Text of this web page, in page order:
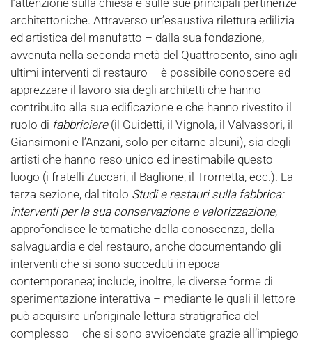
l’attenzione sulla chiesa e sulle sue principali pertinenze
architettoniche. Attraverso un’esaustiva rilettura edilizia
ed artistica del manufatto – dalla sua fondazione,
avvenuta nella seconda metà del Quattrocento, sino agli
ultimi interventi di restauro – è possibile conoscere ed
apprezzare il lavoro sia degli architetti che hanno
contribuito alla sua edificazione e che hanno rivestito il
ruolo di fabbriciere(il Guidetti, il Vignola, il Valvassori, il
Giansimoni e l’Anzani, solo per citarne alcuni), sia degli
artisti che hanno reso unico ed inestimabile questo
luogo (i fratelli Zuccari, il Baglione, il Trometta, ecc.). La
terza sezione, dal titolo Studi e restauri sulla fabbrica:
interventi per la sua conservazione e valorizzazione,
approfondisce le tematiche della conoscenza, della
salvaguardia e del restauro, anche documentando gli
interventi che si sono succeduti in epoca
contemporanea; include, inoltre, le diverse forme di
sperimentazione interattiva – mediante le quali il lettore
può acquisire un’originale lettura stratigrafica del
complesso – che si sono avvicendate grazie all’impiego